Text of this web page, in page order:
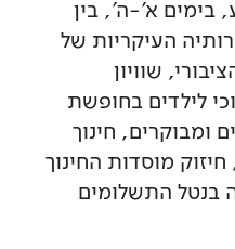
בימים א'-ה', בין
13:00.מטרותיה העיקריות של
שוויון
לילדים בחופשת
ומבוקרים, חינוך
מוסדות החינוך
בנטל התשלומים